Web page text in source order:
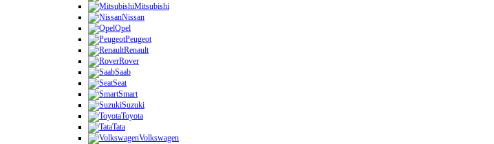
Mitsubishi
Nissan
Opel
Peugeot
Renault
Rover
Saab
Seat
Smart
Suzuki
Toyota
Tata
Volkswagen